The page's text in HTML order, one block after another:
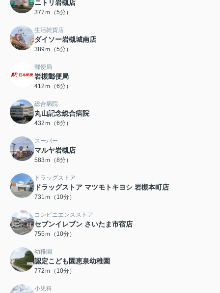
ニトリ岩槻店
377ｍ（5分）
生活雑貨店
ダイソー岩槻城南店
389ｍ（5分）
郵便局
岩槻郵便局
412ｍ（6分）
総合病院
丸山記念総合病院
432ｍ（6分）
スーパー
マルヤ岩槻店
583ｍ（8分）
ドラッグストア
ドラッグストア マツモトキヨシ 岩槻本町店
731ｍ（10分）
コンビニエンスストア
セブンイレブン さいたま市宿店
755ｍ（10分）
幼稚園
認定こども園恵泉幼稚園
772ｍ（10分）
小児科